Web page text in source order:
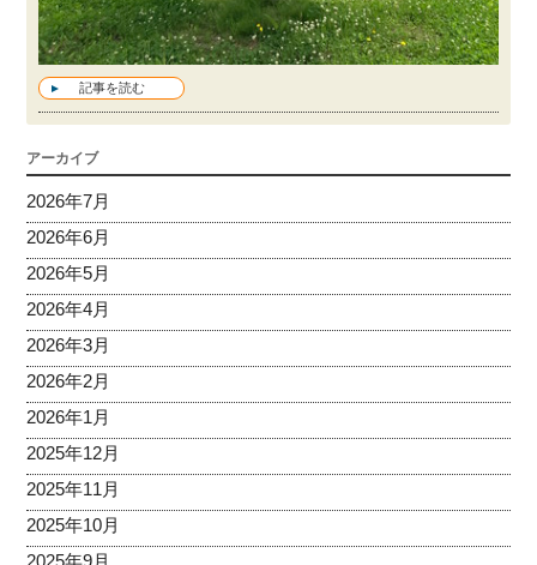
記事を読む
アーカイブ
2026年7月
2026年6月
2026年5月
2026年4月
2026年3月
2026年2月
2026年1月
2025年12月
2025年11月
2025年10月
2025年9月